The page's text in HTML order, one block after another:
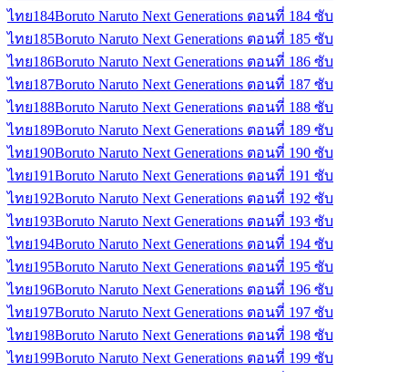
ไทย184Boruto Naruto Next Generations ตอนที่ 184 ซับ
ไทย185Boruto Naruto Next Generations ตอนที่ 185 ซับ
ไทย186Boruto Naruto Next Generations ตอนที่ 186 ซับ
ไทย187Boruto Naruto Next Generations ตอนที่ 187 ซับ
ไทย188Boruto Naruto Next Generations ตอนที่ 188 ซับ
ไทย189Boruto Naruto Next Generations ตอนที่ 189 ซับ
ไทย190Boruto Naruto Next Generations ตอนที่ 190 ซับ
ไทย191Boruto Naruto Next Generations ตอนที่ 191 ซับ
ไทย192Boruto Naruto Next Generations ตอนที่ 192 ซับ
ไทย193Boruto Naruto Next Generations ตอนที่ 193 ซับ
ไทย194Boruto Naruto Next Generations ตอนที่ 194 ซับ
ไทย195Boruto Naruto Next Generations ตอนที่ 195 ซับ
ไทย196Boruto Naruto Next Generations ตอนที่ 196 ซับ
ไทย197Boruto Naruto Next Generations ตอนที่ 197 ซับ
ไทย198Boruto Naruto Next Generations ตอนที่ 198 ซับ
ไทย199Boruto Naruto Next Generations ตอนที่ 199 ซับ